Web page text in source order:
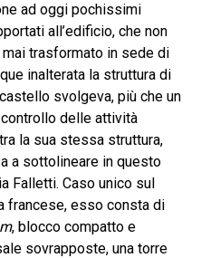
ad oggi pochissimi
all’edificio, che non
trasformato in sede di
inalterata la struttura di
svolgeva, più che un
delle attività
la sua stessa struttura,
a sottolineare in questo
Falletti. Caso unico sul
francese, esso consta di
, blocco compatto e
sovrapposte, una torre